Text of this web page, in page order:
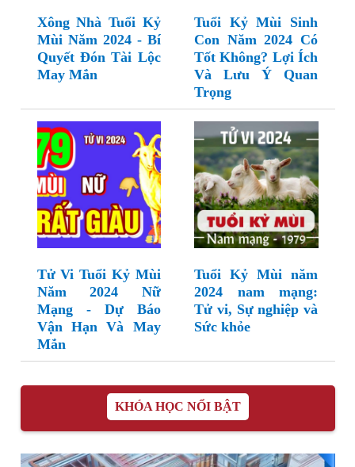
Xông Nhà Tuổi Kỷ
Mùi Năm 2024 - Bí
Quyết Đón Tài Lộc
May Mắn
Tuổi Kỷ Mùi Sinh
Con Năm 2024 Có
Tốt Không? Lợi Ích
Và Lưu Ý Quan
Trọng
Tử Vi Tuổi Kỷ Mùi
Năm 2024 Nữ
Mạng - Dự Báo
Vận Hạn Và May
Mắn
Tuổi Kỷ Mùi năm
2024 nam mạng:
Tử vi, Sự nghiệp và
Sức khỏe
KHÓA HỌC NỔI BẬT